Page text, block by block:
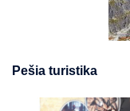
Pešia turistika